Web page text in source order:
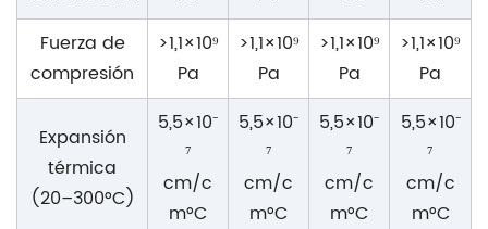
Fuerza de
compresión
>1,1×10⁹
Pa
>1,1×10⁹
Pa
>1,1×10⁹
Pa
>1,1×10⁹
Pa
Expansión
térmica
(20–300°C)
5,5×10⁻
⁷
cm/c
m°C
5,5×10⁻
⁷
cm/c
m°C
5,5×10⁻
⁷
cm/c
m°C
5,5×10⁻
⁷
cm/c
m°C